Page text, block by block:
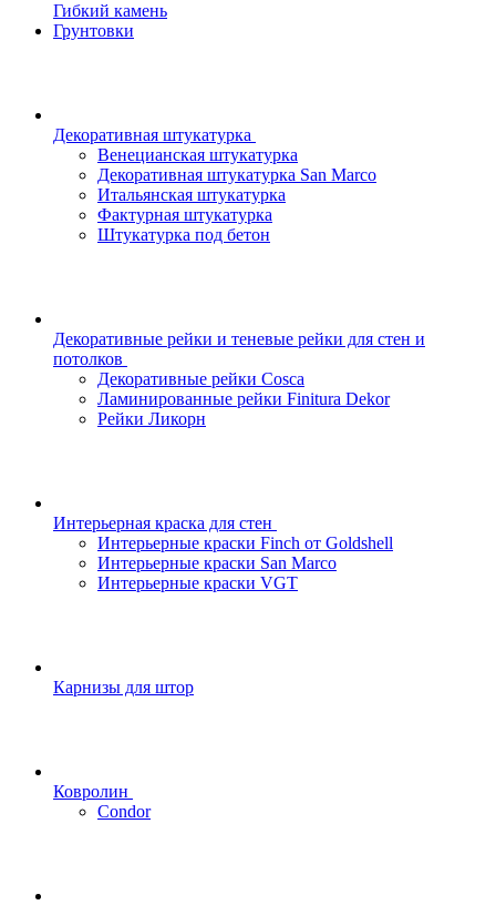
Гибкий камень
Грунтовки
Декоративная штукатурка
Венецианская штукатурка
Декоративная штукатурка San Marco
Итальянская штукатурка
Фактурная штукатурка
Штукатурка под бетон
Декоративные рейки и теневые рейки для стен и
потолков
Декоративные рейки Cosca
Ламинированные рейки Finitura Dekor
Рейки Ликорн
Интерьерная краска для стен
Интерьерные краски Finch от Goldshell
Интерьерные краски San Marco
Интерьерные краски VGT
Карнизы для штор
Ковролин
Condor